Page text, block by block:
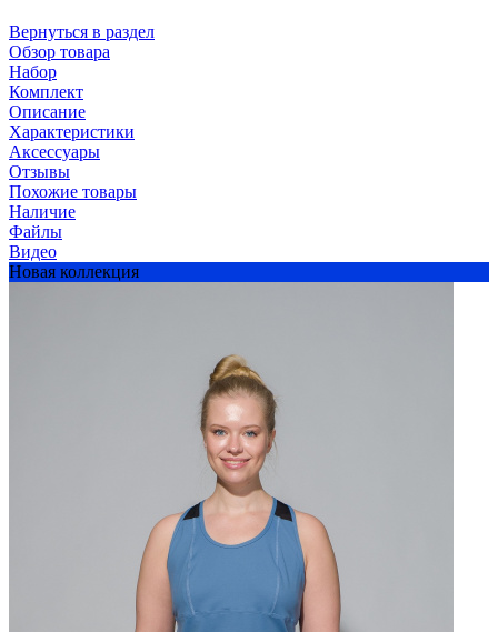
Вернуться в раздел
Обзор товара
Набор
Комплект
Описание
Характеристики
Аксессуары
Отзывы
Похожие товары
Наличие
Файлы
Видео
Новая коллекция